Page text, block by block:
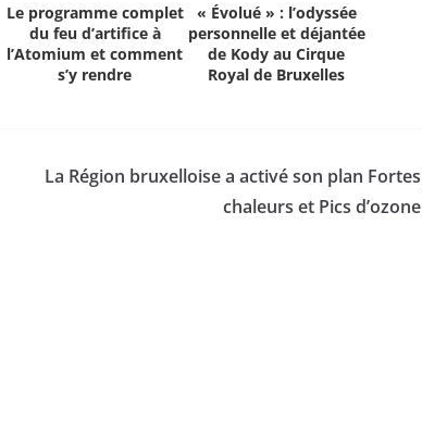
Le programme complet
du feu d’artifice à
l’Atomium et comment
s’y rendre
« Évolué » : l’odyssée
personnelle et déjantée
de Kody au Cirque
Royal de Bruxelles
La Région bruxelloise a activé son plan Fortes
chaleurs et Pics d’ozone